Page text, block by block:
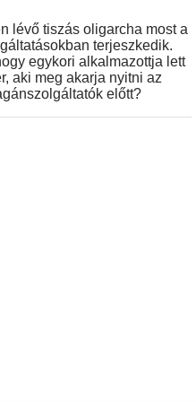
lévő tiszás oligarcha most a
terjeszkedik.
egykori alkalmazottja lett
aki meg akarja nyitni az
előtt?